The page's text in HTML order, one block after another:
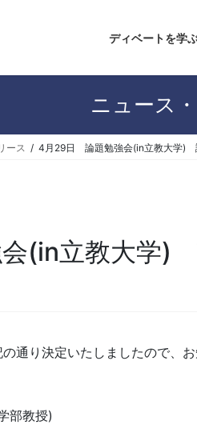
ディベートを学
ニュース
ース 4月29日 論題勉強会(in立教大学)
(in立教大学)
通り決定いたしましたので、お
部教授)